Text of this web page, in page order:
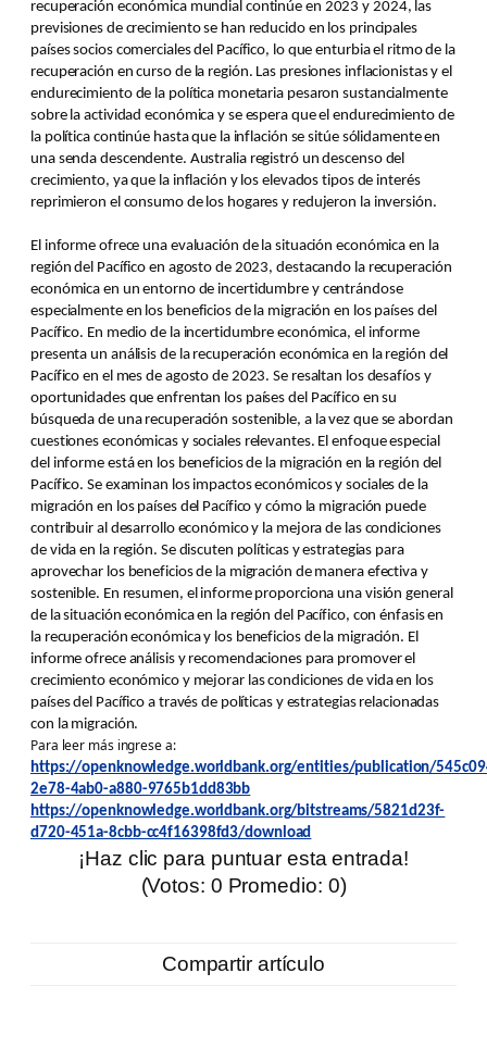
recuperación económica mundial continúe en 2023 y 2024, las
previsiones de crecimiento se han reducido en los principales
países socios comerciales del Pacífico, lo que enturbia el ritmo de la
recuperación en curso de la región. Las presiones inflacionistas y el
endurecimiento de la política monetaria pesaron sustancialmente
sobre la actividad económica y se espera que el endurecimiento de
la política continúe hasta que la inflación se sitúe sólidamente en
una senda descendente. Australia registró un descenso del
crecimiento, ya que la inflación y los elevados tipos de interés
reprimieron el consumo de los hogares y redujeron la inversión.
El informe ofrece una evaluación de la situación económica en la
región del Pacífico en agosto de 2023, destacando la recuperación
económica en un entorno de incertidumbre y centrándose
especialmente en los beneficios de la migración en los países del
Pacífico. En medio de la incertidumbre económica, el informe
presenta un análisis de la recuperación económica en la región del
Pacífico en el mes de agosto de 2023. Se resaltan los desafíos y
oportunidades que enfrentan los países del Pacífico en su
búsqueda de una recuperación sostenible, a la vez que se abordan
cuestiones económicas y sociales relevantes. El enfoque especial
del informe está en los beneficios de la migración en la región del
Pacífico. Se examinan los impactos económicos y sociales de la
migración en los países del Pacífico y cómo la migración puede
contribuir al desarrollo económico y la mejora de las condiciones
de vida en la región. Se discuten políticas y estrategias para
aprovechar los beneficios de la migración de manera efectiva y
sostenible. En resumen, el informe proporciona una visión general
de la situación económica en la región del Pacífico, con énfasis en
la recuperación económica y los beneficios de la migración. El
informe ofrece análisis y recomendaciones para promover el
crecimiento económico y mejorar las condiciones de vida en los
países del Pacífico a través de políticas y estrategias relacionadas
con la migración.
Para leer más ingrese a:
https://openknowledge.worldbank.org/entities/publication/
2e78-4ab0-a880-9765b1dd83bb
https://openknowledge.worldbank.org/bitstreams/5821d23f-
d720-451a-8cbb-cc4f16398fd3/download
¡Haz clic para puntuar esta entrada!
(Votos: 0 Promedio: 0)
Compartir artículo